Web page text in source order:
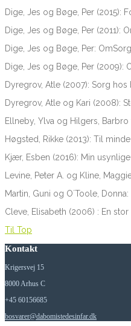
Dige, Jes og Bøge, Per
Dige, Jes og Bøge, Per (2011):
Dige, Jes og Bøge, Per:
Dige, Jes og Bøge, Per
Dyregrov, Atle (2007): Sorg
Dyregrov, Atle og Kari (2008):
Ellneby, Ylva og Hilgers,
Høgsted, Rikke (2013): Til
Kjær, Esben (2016): Min
Levine, Peter A. og Kline,
Martin, Guni og O´Toole,
Cleve, Elisabeth (2006) : En
Til Top
Kontakt
Krigersvej 15
8000 Arhus C
+45 60156685
bosvarer@dabomistedesinfar.dk